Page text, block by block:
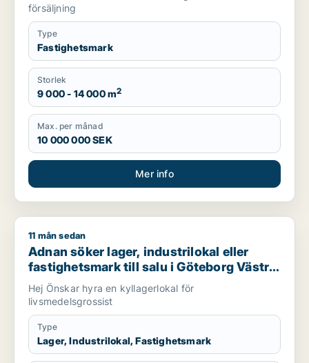
försäljning
Type
Fastighetsmark
Storlek
9 000 - 14 000 m2
Max. per månad
10 000 000 SEK
Mer info
Adnan söker lager, industrilokal eller fastighetsmark till salu
11 mån sedan
Adnan söker lager, industrilokal eller
fastighetsmark till salu i Göteborg Västra
eller Västra hisingen
Hej Önskar hyra en kyllagerlokal för
livsmedelsgrossist
Type
Lager, Industrilokal, Fastighetsmark